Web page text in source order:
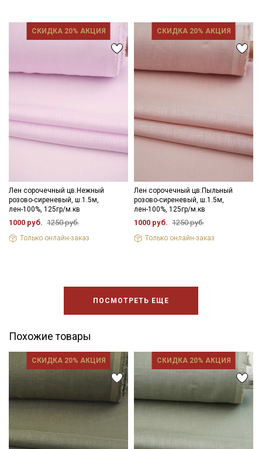
СКИДКА 20% АКЦИЯ
Лен сорочечный цв.Нежный
розово-сиреневый, ш.1.5м,
лен-100%, 125гр/м.кв
1000 руб. 1250 руб.
Только онлайн-заказ
СКИДКА 20% АКЦИЯ
Лен сорочечный цв.Пыльный
розово-сиреневый, ш.1.5м,
лен-100%, 125гр/м.кв
1000 руб. 1250 руб.
Только онлайн-заказ
ПОСМОТРЕТЬ ЕЩЕ
Похожие товары
СКИДКА 20% АКЦИЯ СКИДКА 20% АКЦИЯ
данныхи даюСогласие на обработку персональных
данных
Согласие на получение рекламных и
информационных рассылок